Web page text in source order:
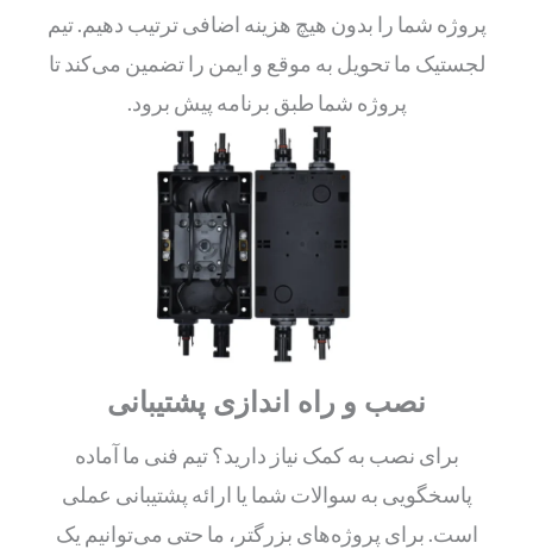
پروژه شما را بدون هیچ هزینه اضافی ترتیب دهیم. تیم
لجستیک ما تحویل به موقع و ایمن را تضمین می‌کند تا
پروژه شما طبق برنامه پیش برود.
نصب و راه اندازی پشتیبانی
برای نصب به کمک نیاز دارید؟ تیم فنی ما آماده
پاسخگویی به سوالات شما یا ارائه پشتیبانی عملی
است. برای پروژه‌های بزرگتر، ما حتی می‌توانیم یک